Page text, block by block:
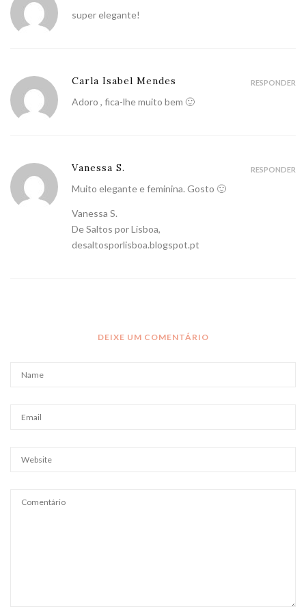
super elegante!
Carla Isabel Mendes
Adoro , fica-lhe muito bem 🙂
RESPONDER
Vanessa S.
Muito elegante e feminina. Gosto 🙂
Vanessa S.
De Saltos por Lisboa,
desaltosporlisboa.blogspot.pt
RESPONDER
DEIXE UM COMENTÁRIO